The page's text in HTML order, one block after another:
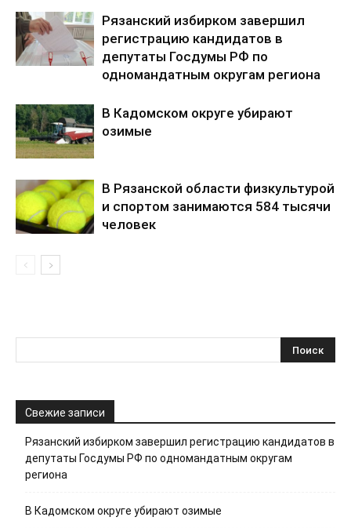
Рязанский избирком завершил
регистрацию кандидатов в
депутаты Госдумы РФ по
одномандатным округам региона
В Кадомском округе убирают
озимые
В Рязанской области физкультурой
и спортом занимаются 584 тысячи
человек
Свежие записи
Рязанский избирком завершил регистрацию кандидатов в
депутаты Госдумы РФ по одномандатным округам
региона
В Кадомском округе убирают озимые